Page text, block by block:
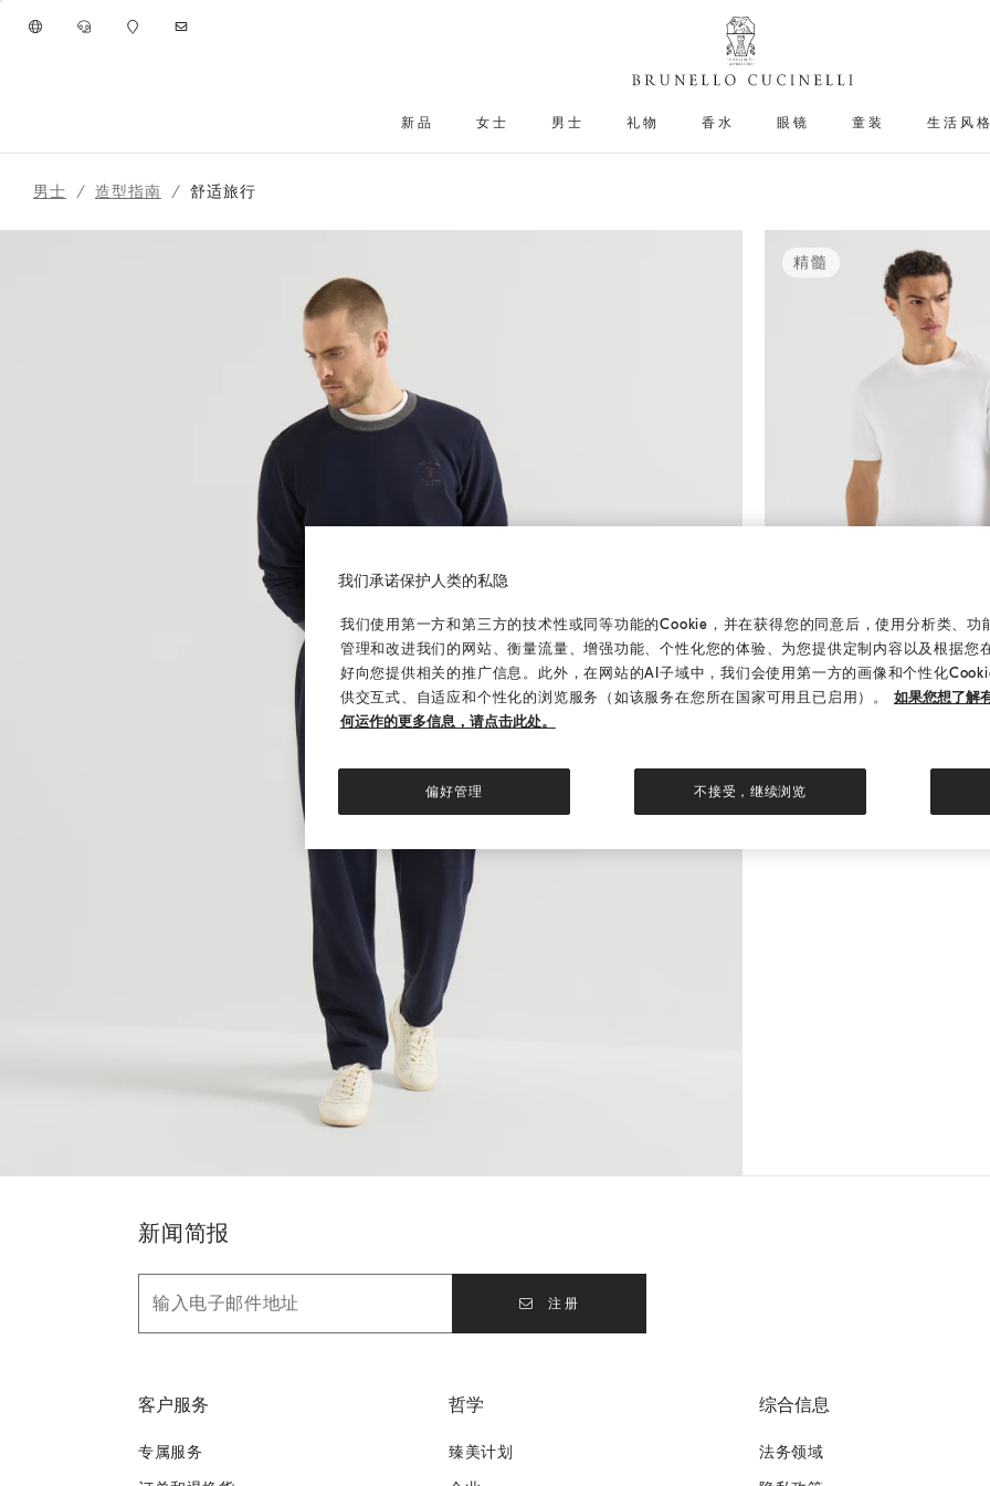
新品 女士 男士 礼物 香水 眼镜 童装 生活风
262MOUTFIT101
男士 造型指南 舒适旅行
精髓
圆领棉质汗布T恤 白色
圆领棉质汗布T恤
新闻简报
注册
客户服务
专属服务
哲学
臻美计划
综合信息
法务领域
我们承诺保护人类的私隐
我们使用第一方和第三方的技术性或同等功能的Cookie，并在获得您的同意后，使用分析类、功
管理和改进我们的网站、衡量流量、增强功能、个性化您的体验、为您提供定制内容以及根据您
好向您提供相关的推广信息。此外，在网站的AI子域中，我们会使用第一方的画像和个性化
供交互式、自适应和个性化的浏览服务（如该服务在您所在国家可用且已启用）。
如果您想了解
何运作的更多信息，请点击此处。
偏好管理 不接受，继续浏览